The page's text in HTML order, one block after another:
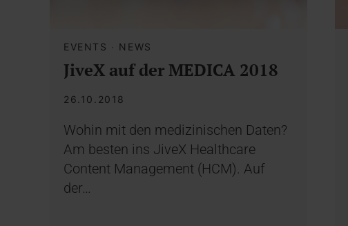
EVENTS · NEWS
JiveX auf der MEDICA 2018
26.10.2018
Wohin mit den medizinischen Daten?
Am besten ins JiveX Healthcare
Content Management (HCM). Auf
der…